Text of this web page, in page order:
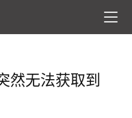
然无法获取到